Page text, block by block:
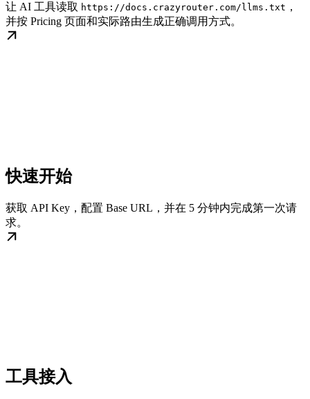
让 AI 工具读取 https://docs.crazyrouter.com/llms.txt ，
并按 Pricing 页面和实际路由生成正确调用方式。
快速开始
获取 API Key，配置 Base URL，并在 5 分钟内完成第一次请
求。
工具接入